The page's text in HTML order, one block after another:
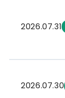
2026.07.31
2026.07.30